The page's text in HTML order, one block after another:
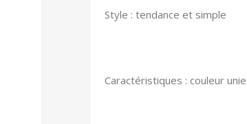
Style : tendance et simple
Caractéristiques : couleur unie